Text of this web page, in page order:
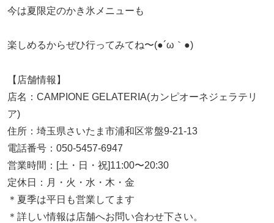
今は夏限定のかき氷メニューも
楽しめるからぜひ行ってみてね〜(●´ω｀●)
【店舗情報】
店名：CAMPIONE GELATERIA(カンピオーネジェラテリ
ア)
住所：埼玉県さいたま市浦和区常盤9-21-13
電話番号：050-5457-6947
営業時間：[土・日・祝]11:00〜20:30
定休日：月・火・水・木・金
＊夏季は平日も営業してます
＊詳しい情報は店舗へお問い合わせ下さい。